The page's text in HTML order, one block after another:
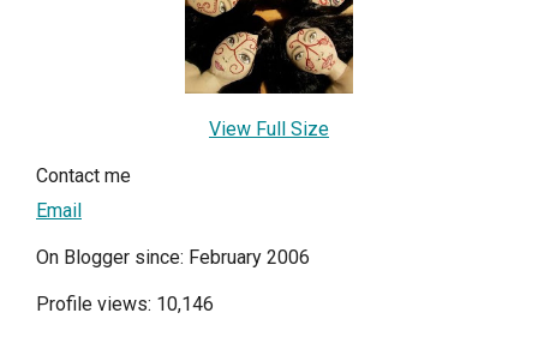
View Full Size
Contact me
Email
On Blogger since: February 2006
Profile views: 10,146